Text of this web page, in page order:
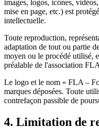
images, logos, icônes,
mise en page, etc.) est
intellectuelle.
Toute reproduction,
adaptation de tout ou partie
moyen ou le procédé utilisé,
préalable de l'association
Le logo et le nom « FLA –
marques déposées. Toute
contrefaçon passible de
4. Limitation de